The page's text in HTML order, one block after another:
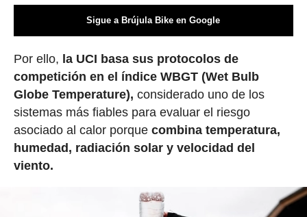
Sigue a Brújula Bike en Google
Por ello, la UCI basa sus protocolos de
competición en el índice WBGT (Wet Bulb
Globe Temperature), considerado uno de los
sistemas más fiables para evaluar el riesgo
asociado al calor porque combina temperatura,
humedad, radiación solar y velocidad del
viento.